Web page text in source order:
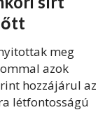
meg
azok
hozzájárul az
létfontosságú